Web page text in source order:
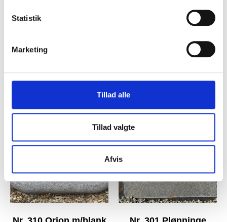
Statistik
Marketing
Tillad alle
Tillad valgte
Afvis
brændt